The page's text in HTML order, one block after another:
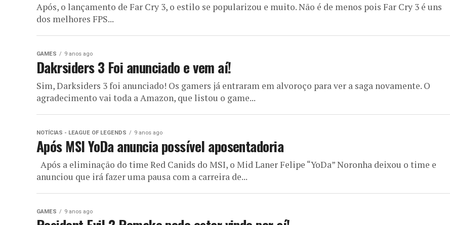
Após, o lançamento de Far Cry 3, o estilo se popularizou e muito. Não é de menos pois Far Cry 3 é uns
dos melhores FPS...
GAMES 9 anos ago
Dakrsiders 3 Foi anunciado e vem aí!
Sim, Darksiders 3 foi anunciado! Os gamers já entraram em alvoroço para ver a saga novamente. O
agradecimento vai toda a Amazon, que listou o game...
NOTÍCIAS - LEAGUE OF LEGENDS 9 anos ago
Após MSI YoDa anuncia possível aposentadoria
Após a eliminação do time Red Canids do MSI, o Mid Laner Felipe “YoDa” Noronha deixou o time e
anunciou que irá fazer uma pausa com a carreira de...
GAMES 9 anos ago